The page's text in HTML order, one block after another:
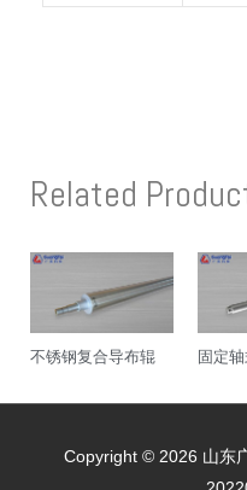
Related
不锈钢复合导布辊 固定
Copyright © 2026 山东